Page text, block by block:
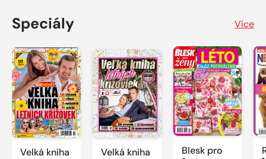
Speciály Více
Velká kniha
Velká kniha
Blesk pro